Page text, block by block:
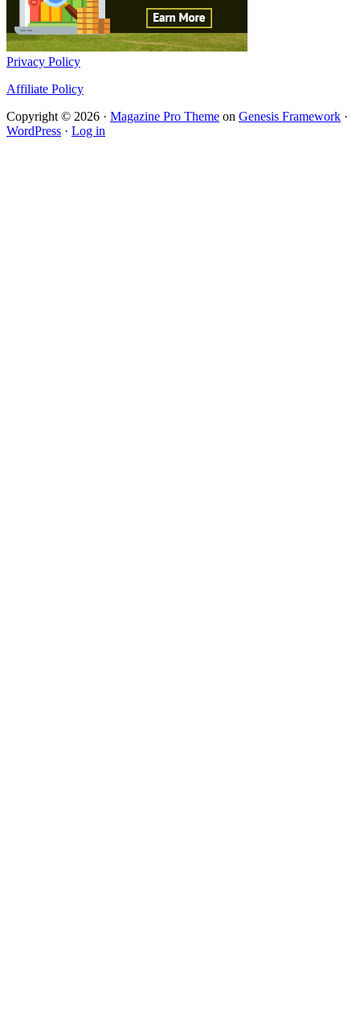
Privacy Policy
Affiliate Policy
Copyright © 2026 · Magazine Pro Theme on Genesis Framework ·
WordPress · Log in